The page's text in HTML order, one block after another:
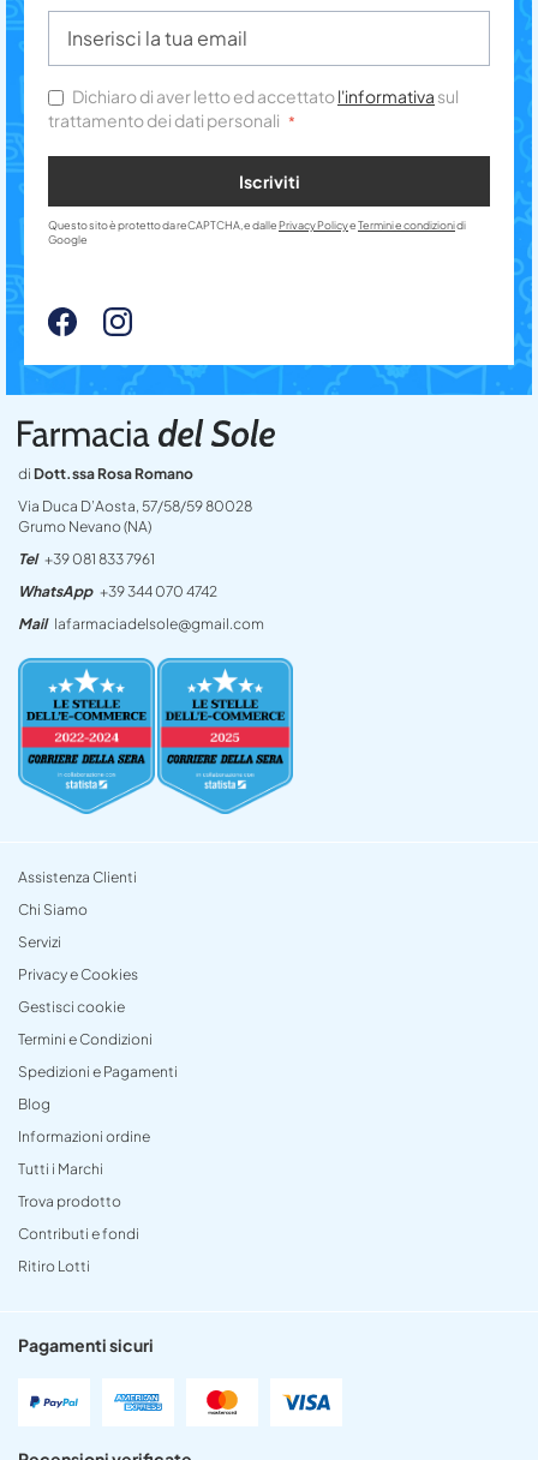
di Dott.ssa Rosa Romano
Via Duca D’Aosta, 57/58/59 80028
Grumo Nevano (NA)
Tel +39 081 833 7961
WhatsApp +39 344 070 4742
Mail lafarmaciadelsole@gmail.com
Assistenza Clienti
Chi Siamo
Servizi
Privacy e Cookies
Gestisci cookie
Termini e Condizioni
Spedizioni e Pagamenti
Blog
Informazioni ordine
Tutti i Marchi
Trova prodotto
Contributi e fondi
Ritiro Lotti
Pagamenti sicuri
Dichiaro di aver letto ed accettatol'informativa sul
trattamento dei dati personali
Iscriviti
Questo sito è protetto da reCAPTCHA, e dalle Privacy PolicyeTermini e condizionidi
Google